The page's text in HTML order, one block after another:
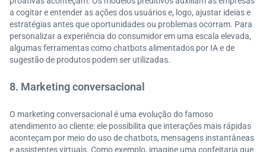
a cogitar e entender as ações dos usuários e, logo, ajustar ideias e
estratégias antes que oportunidades ou problemas ocorram. Para
personalizar a experiência do consumidor em uma escala elevada,
algumas ferramentas como chatbots alimentados por IA e de
sugestão de produtos podem ser utilizadas.
8. Marketing conversacional
O marketing conversacional é uma evolução do famoso
atendimento ao cliente: ele possibilita que interações mais rápidas
aconteçam por meio do uso de chatbots, mensagens instantâneas
e assistentes virtuais. Como exemplo, imagine uma confeitaria que